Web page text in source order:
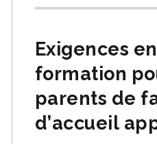
Exigences
formation
parents de
d’accueil